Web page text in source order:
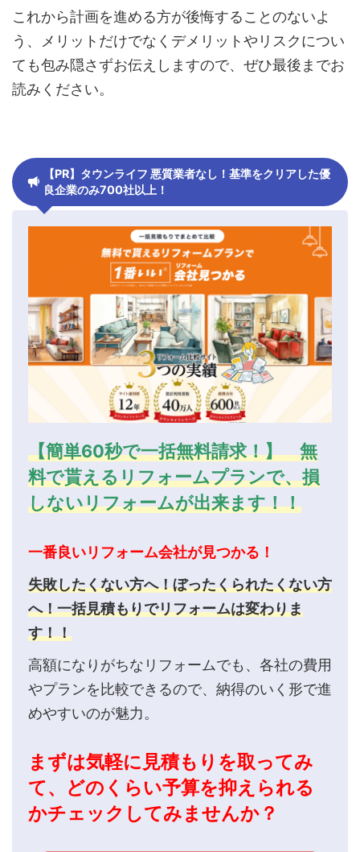
これから計画を進める方が後悔することのないよ
う、メリットだけでなくデメリットやリスクについ
ても包み隠さずお伝えしますので、ぜひ最後までお
読みください。
【PR】タウンライフ 悪質業者なし！基準をクリアした優
良企業のみ700社以上！
【簡単60秒で一括無料請求！】 無
料で貰えるリフォームプランで、損
しないリフォームが出来ます！！
一番良いリフォーム会社が見つかる！
失敗したくない方へ！ぼったくられたくない方
へ！一括見積もりでリフォームは変わりま
す！！
高額になりがちなリフォームでも、各社の費用
やプランを比較できるので、納得のいく形で進
めやすいのが魅力。
まずは気軽に見積もりを取ってみ
て、どのくらい予算を抑えられる
かチェックしてみませんか？